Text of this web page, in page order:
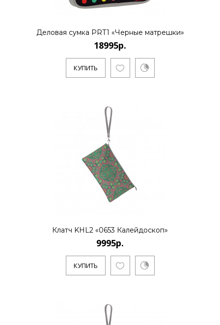
9995р.
КУПИТЬ
9995р.
..
КУПИТЬ
Деловая сумка PRT1 «Черные матрешки»
18995р.
КУПИТЬ
Клатч KHL2 «0653 Калейдоскоп»
9995р.
КУПИТЬ